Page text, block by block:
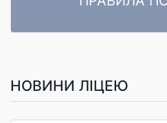
НОВИНИ ЛІЦЕЮ